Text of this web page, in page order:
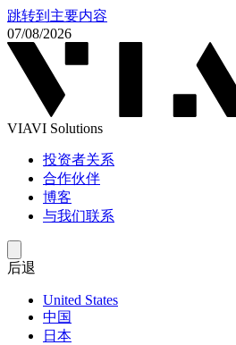
跳转到主要内容
07/08/2026
VIAVI Solutions
投资者关系
合作伙伴
博客
与我们联系
后退
United States
中国
日本